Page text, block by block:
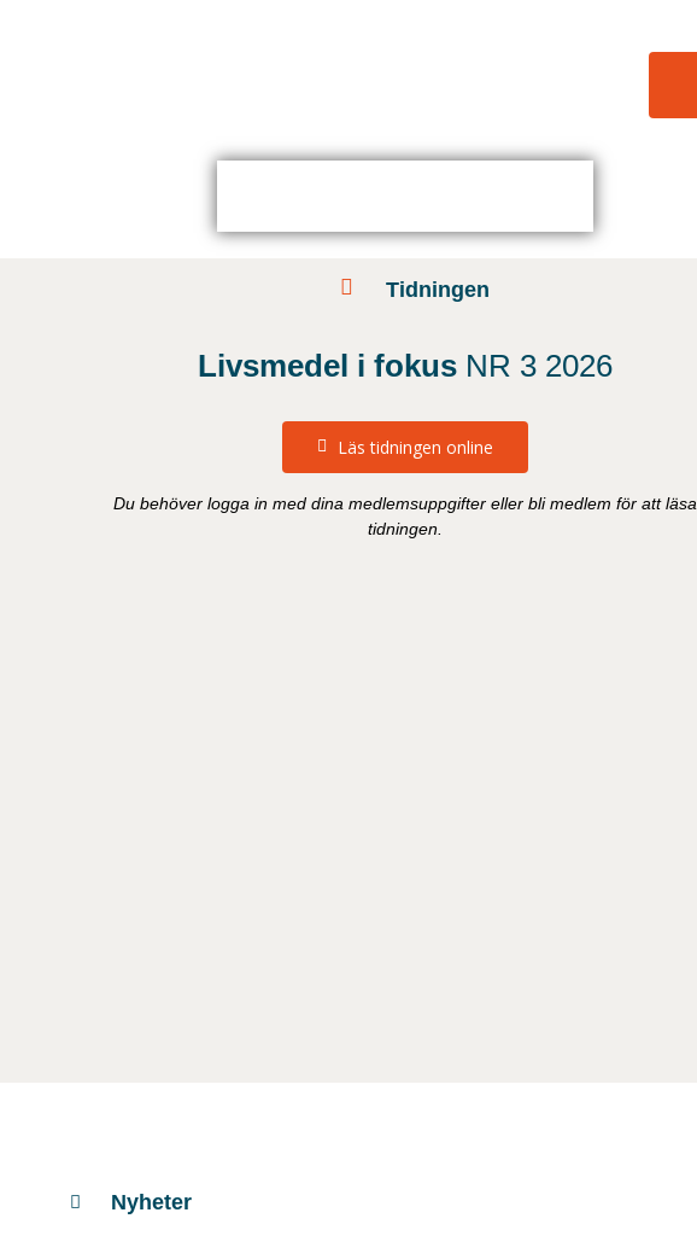
Tidningen
Livsmedel i fokus NR 3 2026
Läs tidningen online
Du behöver logga in med dina medlemsuppgifter eller bli medlem för att läsa
tidningen.
Nyheter